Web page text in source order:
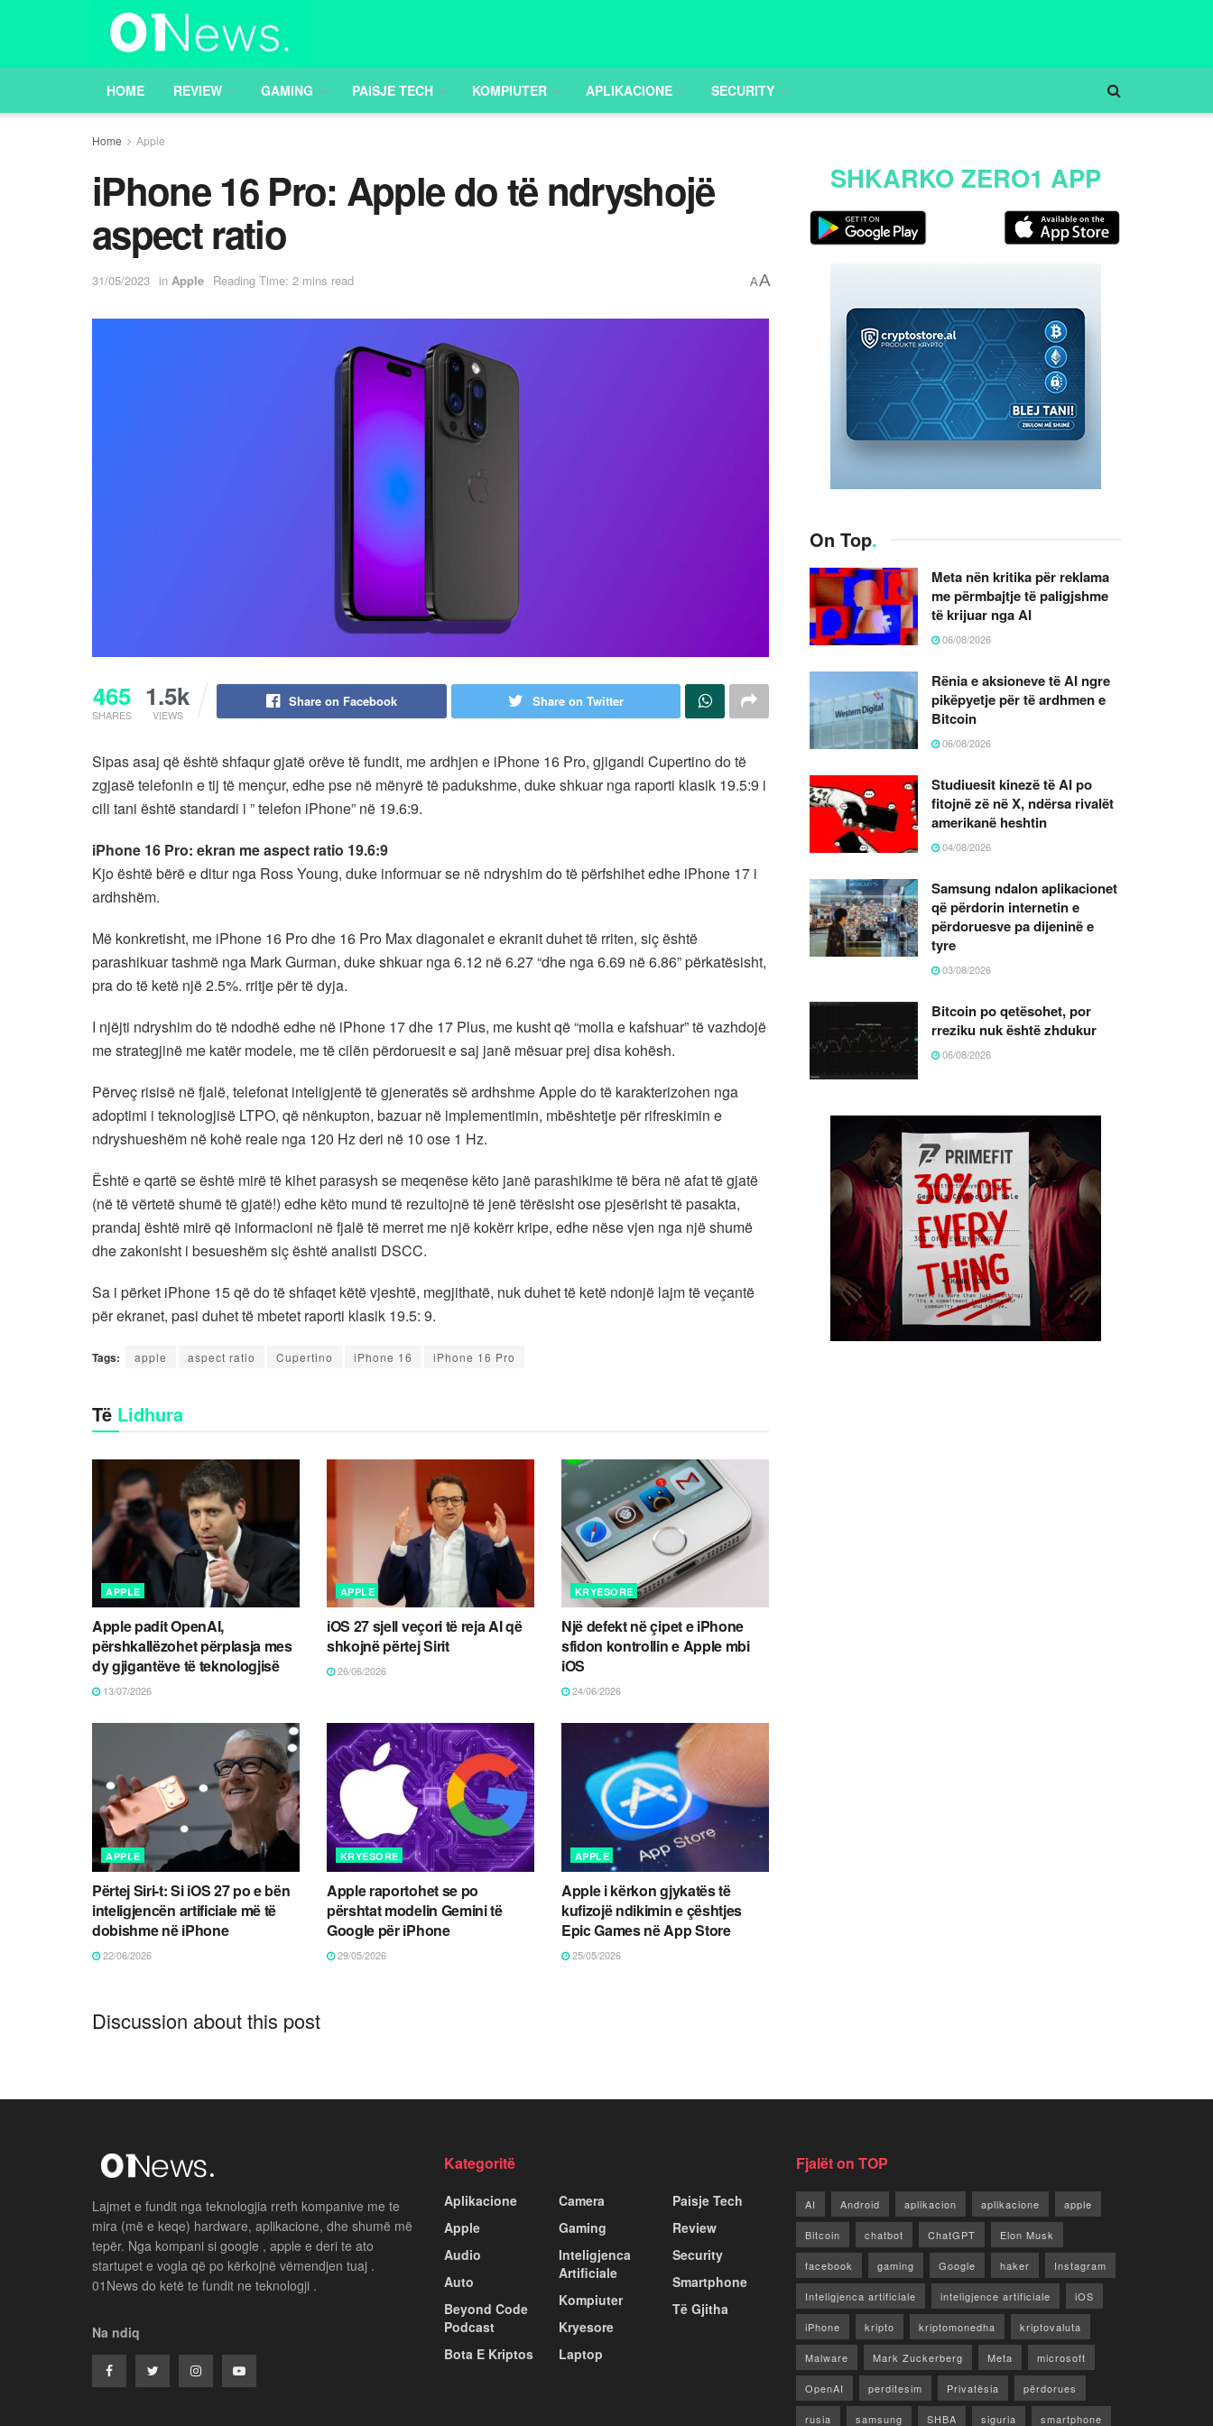
HOME REVIEW GAMING PAISJE TECH KOMPIUTER APLIKACIONE SECURITY
Home Apple
iPhone 16 Pro: Apple do të ndryshojë
aspect ratio
31/05/2023 in Apple Reading Time: 2 mins read AA
465
SHARES
1.5k
VIEWS
Share on Facebook Share on Twitter
Sipas asaj që është shfaqur gjatë orëve të fundit, me ardhjen e iPhone 16 Pro, gjigandi Cupertino do të
zgjasë telefonin e tij të mençur, edhe pse në mënyrë të padukshme, duke shkuar nga raporti klasik 19.5:9 i
cili tani është standardi i ” telefon iPhone” në 19.6:9.
iPhone 16 Pro: ekran me aspect ratio 19.6:9
Kjo është bërë e ditur nga Ross Young, duke informuar se në ndryshim do të përfshihet edhe iPhone 17 i
ardhshëm.
Më konkretisht, me iPhone 16 Pro dhe 16 Pro Max diagonalet e ekranit duhet të rriten, siç është
parashikuar tashmë nga Mark Gurman, duke shkuar nga 6.12 në 6.27 “dhe nga 6.69 në 6.86” ​​përkatësisht,
pra do të ketë një 2.5%. rritje për të dyja.
I njëjti ndryshim do të ndodhë edhe në iPhone 17 dhe 17 Plus, me kusht që “molla e kafshuar” të vazhdojë
me strategjinë me katër modele, me të cilën përdoruesit e saj janë mësuar prej disa kohësh.
Përveç risisë në fjalë, telefonat inteligjentë të gjeneratës së ardhshme Apple do të karakterizohen nga
adoptimi i teknologjisë LTPO, që nënkupton, bazuar në implementimin, mbështetje për rifreskimin e
ndryshueshëm në kohë reale nga 120 Hz deri në 10 ose 1 Hz.
Është e qartë se është mirë të kihet parasysh se meqenëse këto janë parashikime të bëra në afat të gjatë
(në të vërtetë shumë të gjatë!) edhe këto mund të rezultojnë të jenë tërësisht ose pjesërisht të pasakta,
prandaj është mirë që informacioni në fjalë të merret me një kokërr kripe, edhe nëse vjen nga një shumë
dhe zakonisht i besueshëm siç është analisti DSCC.
Sa i përket iPhone 15 që do të shfaqet këtë vjeshtë, megjithatë, nuk duhet të ketë ndonjë lajm të veçantë
për ekranet, pasi duhet të mbetet raporti klasik 19.5: 9.
Tags: apple aspect ratio Cupertino iPhone 16 iPhone 16 Pro
Të Lidhura
APPLE
Apple padit OpenAI,
përshkallëzohet përplasja mes
dy gjigantëve të teknologjisë
13/07/2026
APPLE
iOS 27 sjell veçori të reja AI që
shkojnë përtej Sirit
26/06/2026
KRYESORE
Një defekt në çipet e iPhone
sfidon kontrollin e Apple mbi
iOS
24/06/2026
APPLE
Përtej Siri-t: Si iOS 27 po e bën
inteligjencën artificiale më të
dobishme në iPhone
22/06/2026
KRYESORE
Apple raportohet se po
përshtat modelin Gemini të
Google për iPhone
29/05/2026
APPLE
Apple i kërkon gjykatës të
kufizojë ndikimin e çështjes
Epic Games në App Store
25/05/2026
Discussion about this post
SHKARKO ZERO1 APP
On Top.
Meta nën kritika për reklama
me përmbajtje të paligjshme
të krijuar nga AI
06/08/2026
Rënia e aksioneve të AI ngre
pikëpyetje për të ardhmen e
Bitcoin
06/08/2026
Studiuesit kinezë të AI po
fitojnë zë në X, ndërsa rivalët
amerikanë heshtin
04/08/2026
Samsung ndalon aplikacionet
që përdorin internetin e
përdoruesve pa dijeninë e
tyre
03/08/2026
Bitcoin po qetësohet, por
rreziku nuk është zhdukur
06/08/2026
Lajmet e fundit nga teknologjia rreth kompanive me te
mira (më e keqe) hardware, aplikacione, dhe shumë më
tepër. Nga kompani si google , apple e deri te ato
startupet e vogla që po kërkojnë vëmendjen tuaj .
01News do ketë te fundit ne teknologji .
Na ndiq
Kategoritë
Aplikacione
Apple
Audio
Auto
Beyond Code
Podcast
Bota E Kriptos
Camera
Gaming
Inteligjenca
Artificiale
Kompiuter
Kryesore
Laptop
Paisje Tech
Review
Security
Smartphone
Të Gjitha
Fjalët on TOP
AI Android aplikacion aplikacione apple
Bitcoin chatbot ChatGPT Elon Musk
facebook gaming Google haker Instagram
Inteligjenca artificiale inteligjence artificiale iOS
iPhone kripto kriptomonedha kriptovaluta
Malware Mark Zuckerberg Meta microsoft
OpenAI perditesim Privatësia përdorues
rusia samsung SHBA siguria smartphone